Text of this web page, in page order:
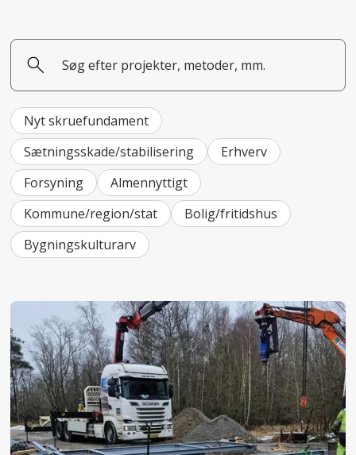
Nyt skruefundament
Sætningsskade/stabilisering
Erhverv
Forsyning
Almennyttigt
Kommune/region/stat
Bolig/fritidshus
Bygningskulturarv